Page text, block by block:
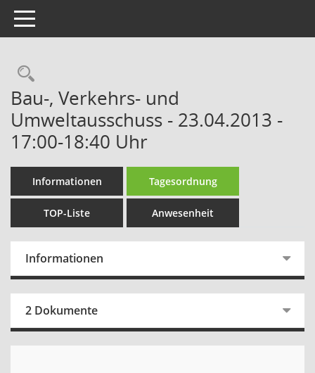
Toggle navigation
Rechercheauswahl
Bau-, Verkehrs- und
Umweltausschuss - 23.04.2013 -
17:00-18:40 Uhr
Informationen Tagesordnung
TOP-Liste Anwesenheit
Informationen
2 Dokumente